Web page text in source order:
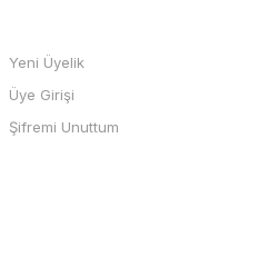
ve odeme kolay , büyük
Yeni Üyelik
Üye Girişi
Şifremi Unuttum